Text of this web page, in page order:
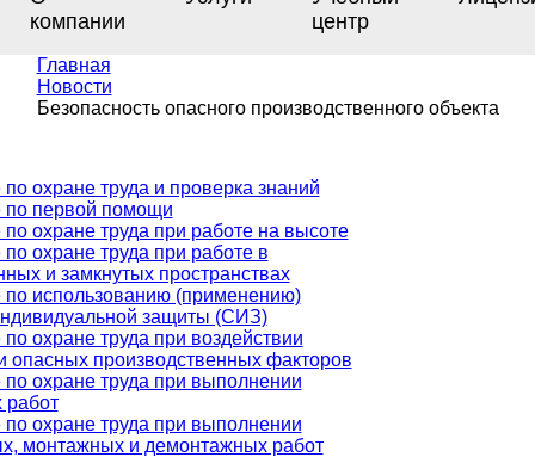
компании
центр
Главная
Новости
Безопасность опасного производственного объекта
охране труда и проверка знаний
по первой помощи
охране труда при работе на высоте
охране труда при работе в
и замкнутых пространствах
по использованию (применению)
защиты (СИЗ)
охране труда при воздействии
опасных производственных факторов
охране труда при выполнении
работ
охране труда при выполнении
монтажных и демонтажных работ